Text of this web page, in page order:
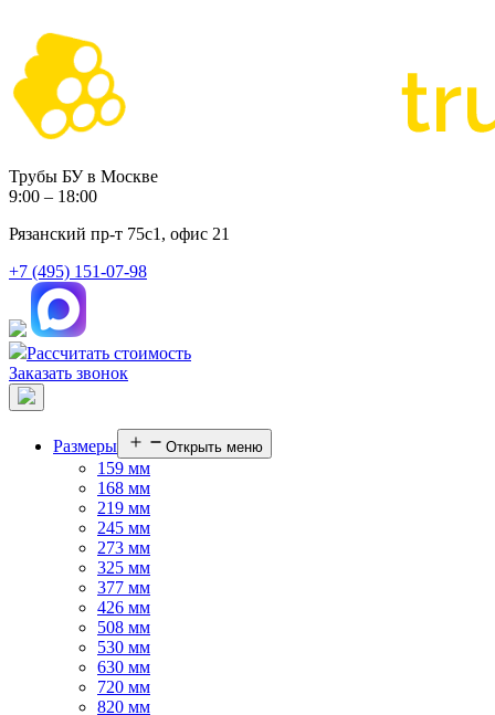
Трубы БУ в Москве
9:00 – 18:00
Рязанский пр-т 75с1, офис 21
+7 (495) 151-07-98
Рассчитать стоимость
Заказать звонок
Размеры Открыть меню
159 мм
168 мм
219 мм
245 мм
273 мм
325 мм
377 мм
426 мм
508 мм
530 мм
630 мм
720 мм
820 мм